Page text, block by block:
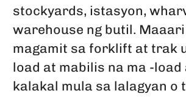
stockyards, istasyon,
warehouse ng butil.
magamit sa forklift at trak
load at mabilis na ma -load
kalakal mula sa lalagyan o